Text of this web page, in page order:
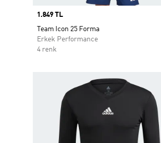
Price
1.849 TL
Team Icon 25 Forma
Erkek Performance
4 renk